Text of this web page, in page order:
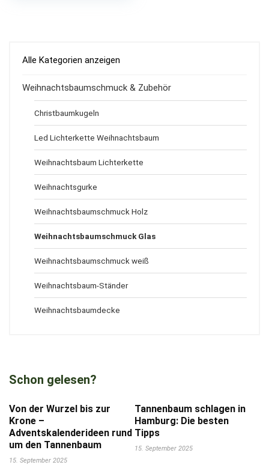
Alle Kategorien anzeigen
Weihnachtsbaumschmuck & Zubehör
Christbaumkugeln
Led Lichterkette Weihnachtsbaum
Weihnachtsbaum Lichterkette
Weihnachtsgurke
Weihnachtsbaumschmuck Holz
Weihnachtsbaumschmuck Glas
Weihnachtsbaumschmuck weiß
Weihnachtsbaum-Ständer
Weihnachtsbaumdecke
Schon gelesen?
Von der Wurzel bis zur
Krone –
Adventskalenderideen rund
um den Tannenbaum
15. September 2025
Tannenbaum schlagen in
Hamburg: Die besten
Tipps
15. September 2025